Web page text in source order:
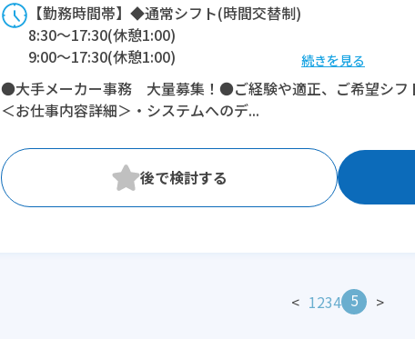
【勤務時間帯】◆通常シフト(時間交替制)
8:30〜17:30(休憩1:00)
9:00〜17:30(休憩1:00)
9:00〜18:00(休憩1:00)
9:00〜17:15(休憩0:45)
12:15〜20:30(休憩0:45)
※残業：10時間程度/月
続きを見る
●大手メーカー事務 大量募集！●ご経験や適正、ご希望シフ
＜お仕事内容詳細＞・システムへのデ...
< 1234 5 >